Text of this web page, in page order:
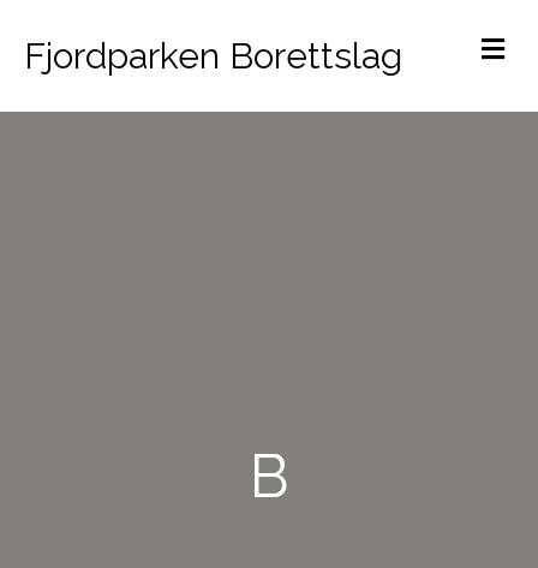
Fjordparken Borettslag
B